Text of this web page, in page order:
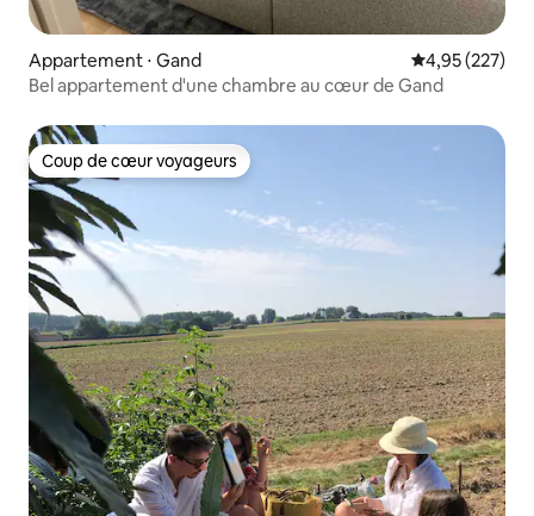
Appartement ⋅ Gand Évaluation
4,95 (227)
Bel appartement d'une chambre au cœur de Gand
Coup de cœur voyageurs
Coup de cœur voyageurs